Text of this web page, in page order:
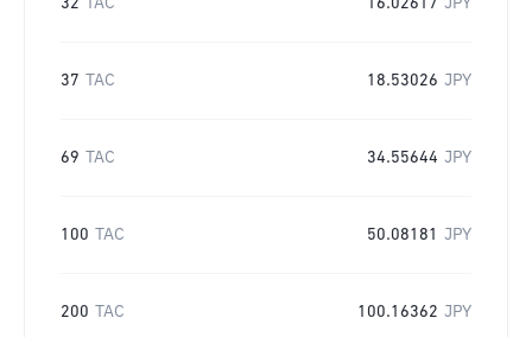
32 TAC 16.02617 JPY
37 TAC 18.53026 JPY
69 TAC 34.55644 JPY
100 TAC 50.08181 JPY
200 TAC 100.16362 JPY